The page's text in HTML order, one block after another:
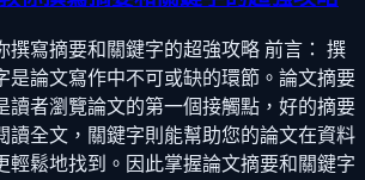
撰寫摘要和關鍵字的超強攻略 前言： 撰
是論文寫作中不可或缺的環節。論文摘要
讀者瀏覽論文的第一個接觸點，好的摘要
讀全文，關鍵字則能幫助您的論文在資料
輕鬆地找到。因此掌握論文摘要和關鍵字